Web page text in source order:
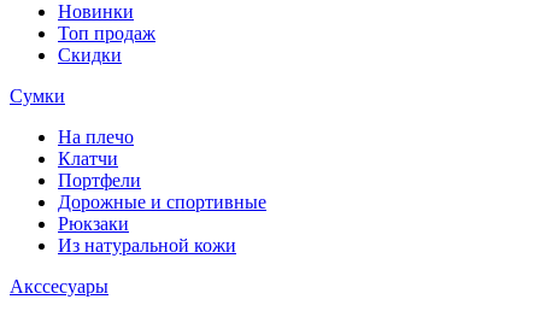
Новинки
Топ продаж
Скидки
Сумки
На плечо
Клатчи
Портфели
Дорожные и спортивные
Рюкзаки
Из натуральной кожи
Акссесуары